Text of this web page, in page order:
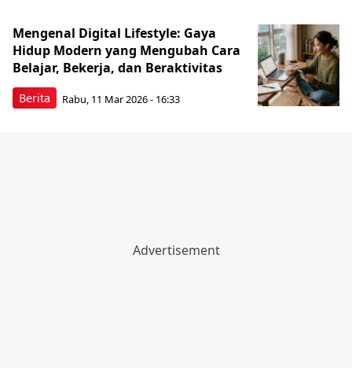
Berita
Mengenal Digital Lifestyle: Gaya
Hidup Modern yang Mengubah Cara
Belajar, Bekerja, dan Beraktivitas
Rabu, 11 Mar 2026 - 16:33